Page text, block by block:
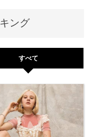
ング
すべて